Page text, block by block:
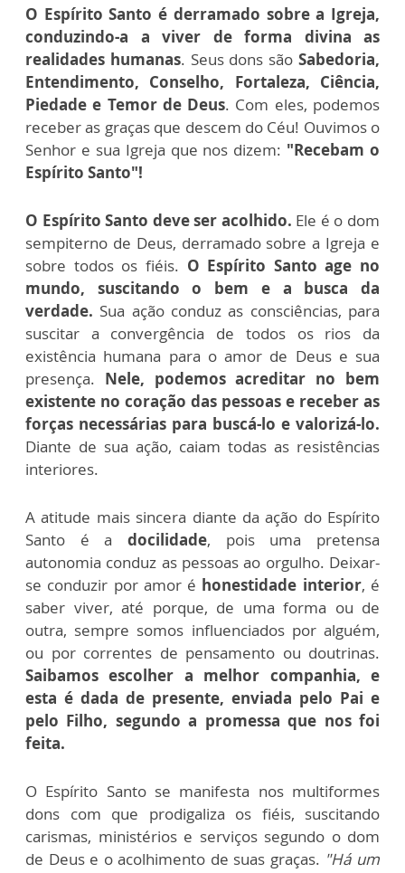
O Espírito Santo é derramado sobre a Igreja,
conduzindo-a a viver de forma divina as
realidades humanas. Seus dons sãoSabedoria,
Entendimento, Conselho, Fortaleza, Ciência,
Piedade e Temor de Deus. Com eles, podemos
receber as graças que descem do Céu! Ouvimos o
Senhor e sua Igreja que nos dizem: "Recebam o
Espírito Santo"!
O Espírito Santo deve ser acolhido. Ele é o dom
sempiterno de Deus, derramado sobre a Igreja e
sobre todos os fiéis. O Espírito Santo age no
mundo, suscitando o bem e a busca da
verdade. Sua ação conduz as consciências, para
suscitar a convergência de todos os rios da
existência humana para o amor de Deus e sua
presença. Nele, podemos acreditar no bem
existente no coração das pessoas e receber as
forças necessárias para buscá-lo e valorizá-lo.
Diante de sua ação, caiam todas as resistências
interiores.
A atitude mais sincera diante da ação do Espírito
Santo é a docilidade, pois uma pretensa
autonomia conduz as pessoas ao orgulho. Deixar-
se conduzir por amor é honestidade interior, é
saber viver, até porque, de uma forma ou de
outra, sempre somos influenciados por alguém,
ou por correntes de pensamento ou doutrinas.
Saibamos escolher a melhor companhia, e
esta é dada de presente, enviada pelo Pai e
pelo Filho, segundo a promessa que nos foi
feita.
O Espírito Santo se manifesta nos multiformes
dons com que prodigaliza os fiéis, suscitando
carismas, ministérios e serviços segundo o dom
de Deus e o acolhimento de suas graças. "Há um